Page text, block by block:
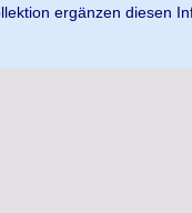
ergänzen diesen